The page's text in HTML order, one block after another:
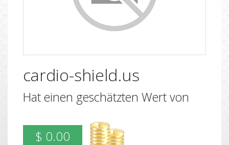
cardio-shield.us
Hat einen geschätzten Wert von
$ 0.00